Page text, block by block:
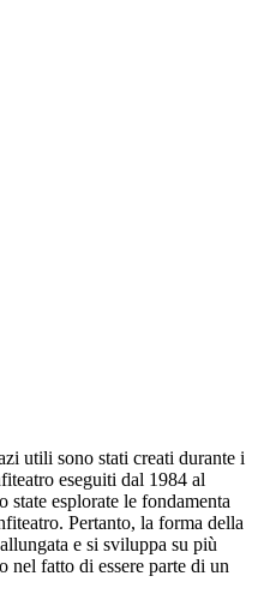
utili sono stati creati durante i
eseguiti dal 1984 al
state esplorate le fondamenta
Pertanto, la forma della
e si sviluppa su più
fatto di essere parte di un